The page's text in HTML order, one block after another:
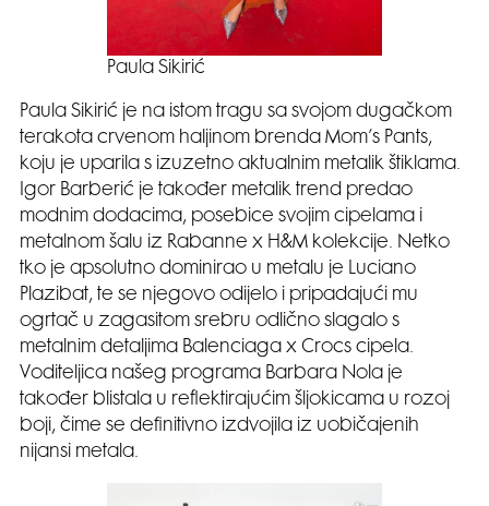
Paula Sikirić
Paula Sikirić je na istom tragu sa svojom dugačkom
terakota crvenom haljinom brenda Mom’s Pants,
koju je uparila s izuzetno aktualnim metalik štiklama.
Igor Barberić je također metalik trend predao
modnim dodacima, posebice svojim cipelama i
metalnom šalu iz Rabanne x H&M kolekcije. Netko
tko je apsolutno dominirao u metalu je Luciano
Plazibat, te se njegovo odijelo i pripadajući mu
ogrtač u zagasitom srebru odlično slagalo s
metalnim detaljima Balenciaga x Crocs cipela.
Voditeljica našeg programa Barbara Nola je
također blistala u reflektirajućim šljokicama u rozoj
boji, čime se definitivno izdvojila iz uobičajenih
nijansi metala.